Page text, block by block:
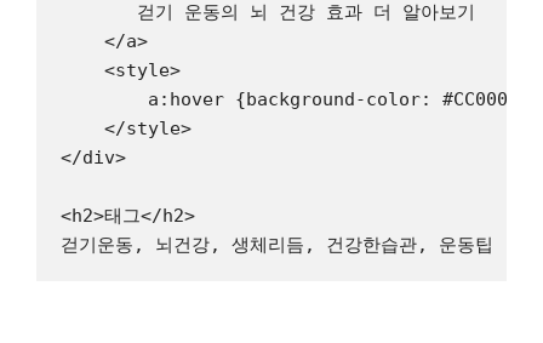
       걷기 운동의 뇌 건강 효과 더 알아보기
    </a>
    <style>
a:hover {background-color: #CC0000
    </style>
</div>
<h2>태그</h2>